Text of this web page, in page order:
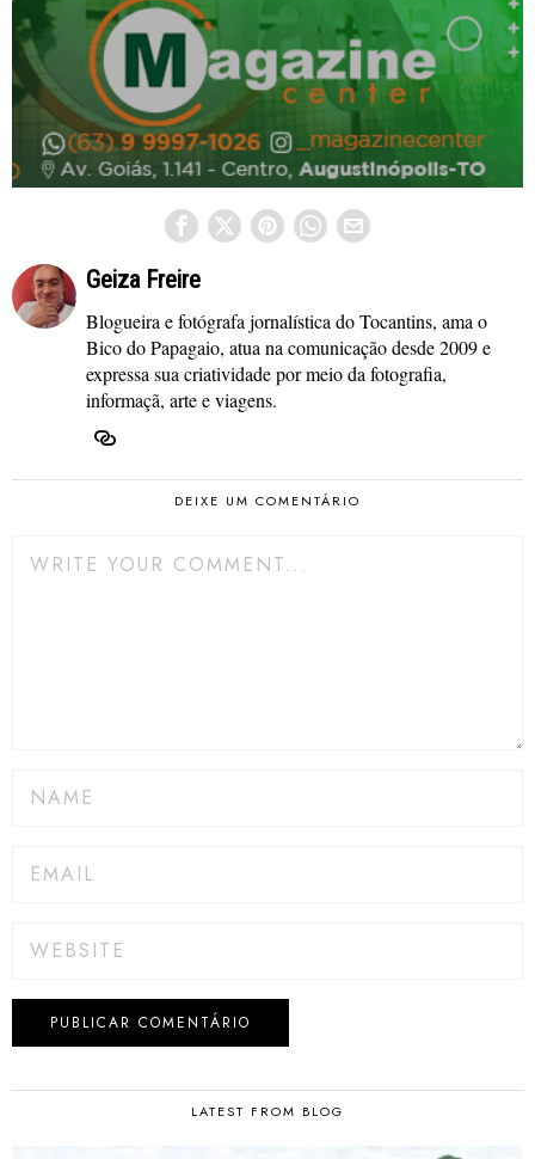
Geiza Freire
Blogueira e fotógrafa jornalística do Tocantins, ama o
Bico do Papagaio, atua na comunicação desde 2009 e
expressa sua criatividade por meio da fotografia,
informaçã, arte e viagens.
DEIXE UM COMENTÁRIO
LATEST FROM BLOG